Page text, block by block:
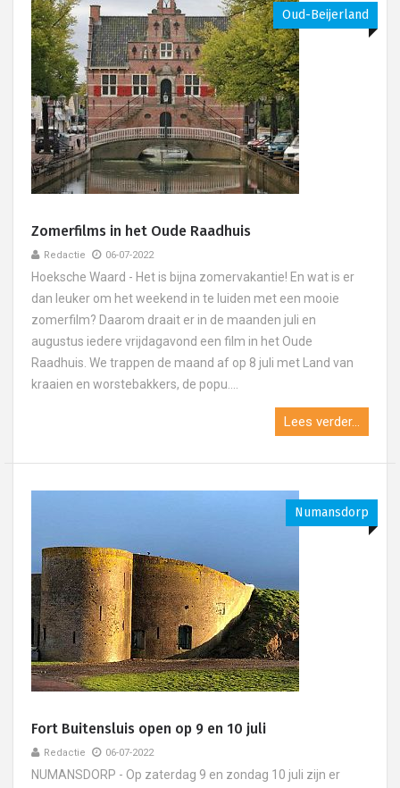
Oud-Beijerland
Zomerfilms in het Oude Raadhuis
Redactie 06-07-2022
Hoeksche Waard - Het is bijna zomervakantie! En wat is er
dan leuker om het weekend in te luiden met een mooie
zomerfilm? Daarom draait er in de maanden juli en
augustus iedere vrijdagavond een film in het Oude
Raadhuis. We trappen de maand af op 8 juli met Land van
kraaien en worstebakkers, de popu....
Lees verder...
Numansdorp
Fort Buitensluis open op 9 en 10 juli
Redactie 06-07-2022
NUMANSDORP - Op zaterdag 9 en zondag 10 juli zijn er